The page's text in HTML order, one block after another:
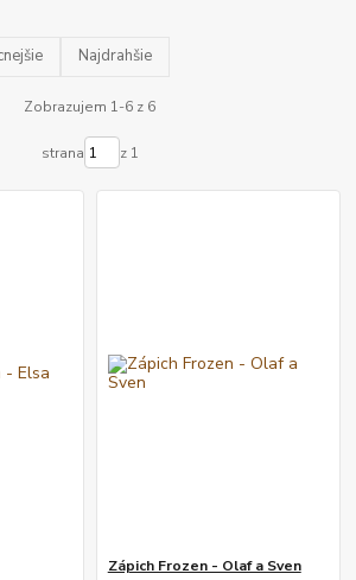
Najdrahšie
Zobrazujem 1-6 z 6
strana z 1
Zápich Frozen - Olaf a Sven